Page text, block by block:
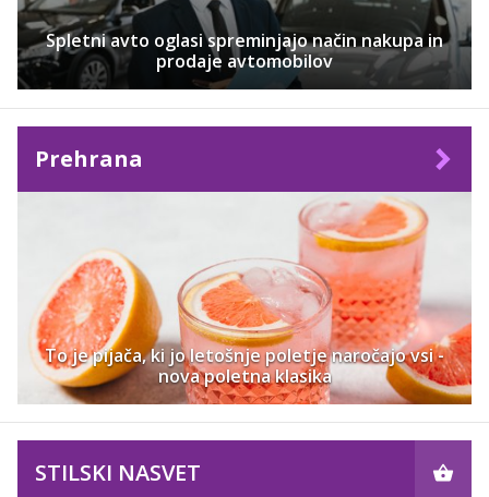
Spletni avto oglasi spreminjajo način nakupa in
prodaje avtomobilov
Prehrana
To je pijača, ki jo letošnje poletje naročajo vsi -
nova poletna klasika
STILSKI NASVET